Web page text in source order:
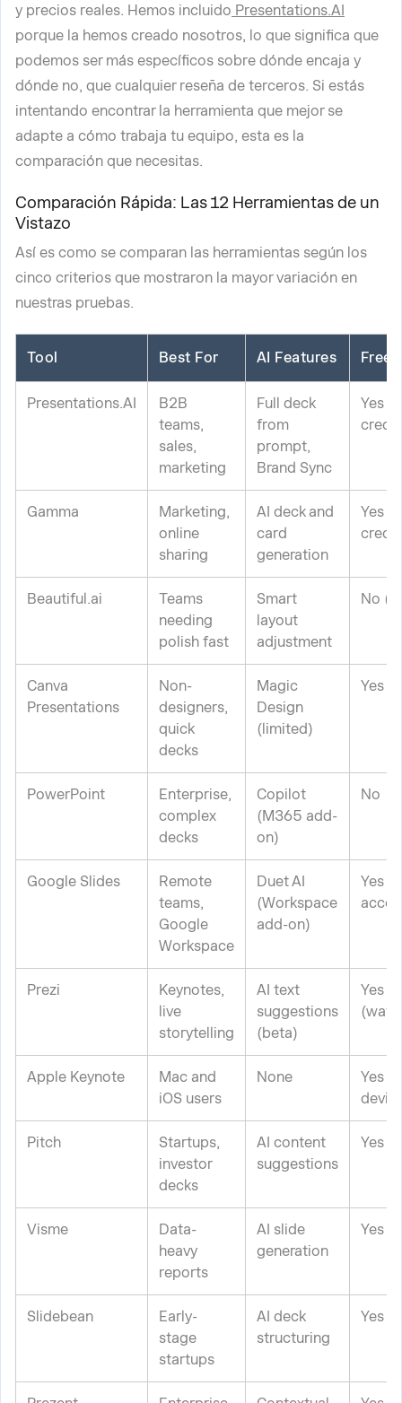
y precios reales. Hemos incluido Presentations.AI
porque la hemos creado nosotros, lo que significa que
podemos ser más específicos sobre dónde encaja y
dónde no, que cualquier reseña de terceros. Si estás
intentando encontrar la herramienta que mejor se
adapte a cómo trabaja tu equipo, esta es la
comparación que necesitas.
Comparación Rápida: Las 12 Herramientas de un
Vistazo
Así es como se comparan las herramientas según los
cinco criterios que mostraron la mayor variación en
nuestras pruebas.
Tool Best For AI Features Free
Presentations.AI
B2B
teams,
sales,
marketing
Full deck
from
prompt,
Brand Sync
Yes
Gamma
Marketing,
online
sharing
AI deck and
card
generation
Yes
Beautiful.ai
Teams
needing
polish fast
Smart
layout
adjustment
No
Canva
Presentations
Non-
designers,
quick
decks
Magic
Design
(limited)
Yes
PowerPoint
Enterprise,
complex
decks
Copilot
(M365 add-
on)
No
Google Slides
Remote
teams,
Google
Workspace
Duet AI
(Workspace
add-on)
Yes
Prezi
Keynotes,
live
storytelling
AI text
suggestions
(beta)
Yes
Apple Keynote
Mac and
iOS users
None
Yes
Pitch
Startups,
investor
decks
AI content
suggestions
Yes
Visme
Data-
heavy
reports
AI slide
generation
Yes
Slidebean
Early-
stage
startups
AI deck
structuring
Yes